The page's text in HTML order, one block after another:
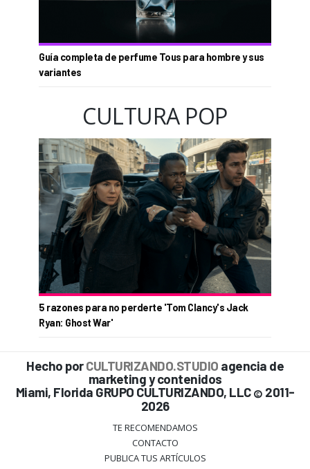
Guía completa de perfume Tous para hombre y sus
variantes
CULTURA POP
5 razones para no perderte 'Tom Clancy's Jack
Ryan: Ghost War'
Hecho porCULTURIZANDO.STUDIO agencia de
marketing y contenidos
Miami, Florida GRUPO CULTURIZANDO, LLC © 2011-
2026
TE RECOMENDAMOS
CONTACTO
PUBLICA TUS ARTÍCULOS